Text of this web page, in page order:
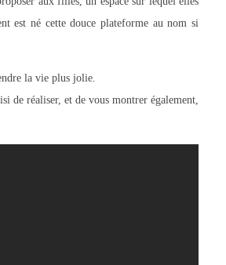
est né cette douce plateforme au nom si
la vie plus jolie.
de réaliser, et de vous montrer également,